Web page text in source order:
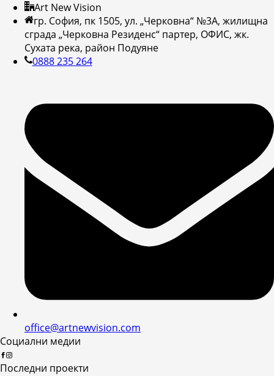
Art New Vision
гр. София, пк 1505, ул. „Черковна“ №3А, жилищна
сграда „Черковна Резиденс“ партер, ОФИС, жк.
Сухата река, район Подуяне
0888 235 264
office@artnewvision.com
Социални медии
Последни проекти